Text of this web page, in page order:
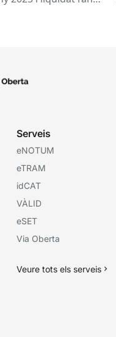
Serveis
eNOTUM
eTRAM
idCAT
VÀLID
eSET
Via Oberta
Veure tots els serveis